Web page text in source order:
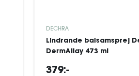
DECHRA
Lindrande balsamsprej
DermAllay 473 ml
379:-